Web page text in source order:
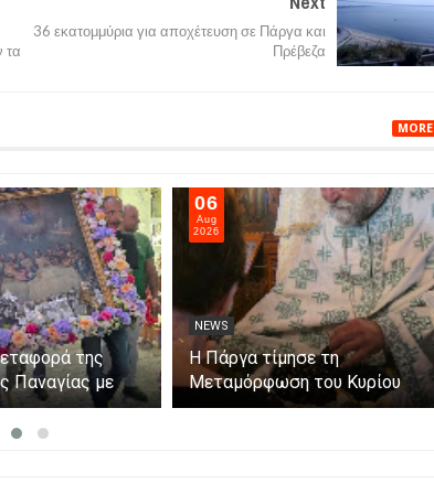
τα
36 εκατομμύρια για αποχέτευση σε Πάργα και
Πρέβεζα
MORE
της
Παναγίας με
νησάκι.
06
Aug
2026
NEWS
Η Πάργα τίμησε τη
Μεταμόρφωση του Κυρίου